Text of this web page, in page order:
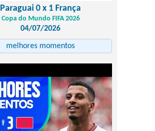
Paraguai 0 x 1 França
Copa do Mundo FIFA 2026
04/07/2026
melhores momentos